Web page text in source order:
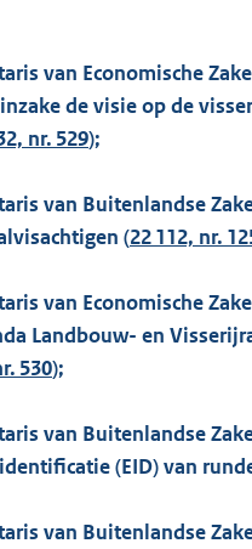
van Economische
de visie op de
nr. 529);
van Buitenlandse
(22 112, nr.
van Economische
Landbouw- en
530);
van Buitenlandse
(EID) van
van Buitenlandse